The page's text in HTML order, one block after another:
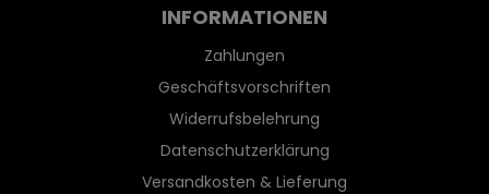
INFORMATIONEN
Zahlungen
Geschäftsvorschriften
Widerrufsbelehrung
Datenschutzerklärung
Versandkosten & Lieferung